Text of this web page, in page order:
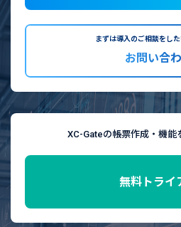
まずは導入のご相談をし
お問い合
XC-Gateの帳票作成・機能
無料トライ